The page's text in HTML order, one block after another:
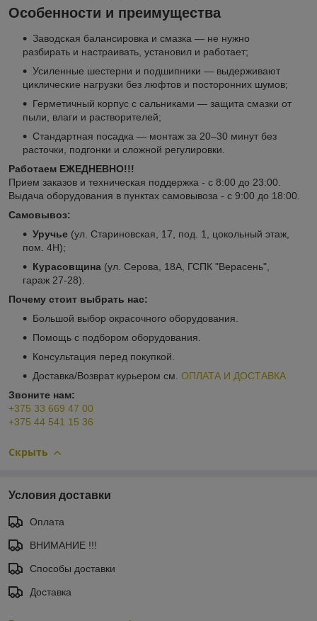
Особенности и преимущества
Заводская балансировка и смазка — не нужно
разбирать и настраивать, установил и работает;
Усиленные шестерни и подшипники — выдерживают
циклические нагрузки без люфтов и посторонних шумов;
Герметичный корпус с сальниками — защита смазки от
пыли, влаги и растворителей;
Стандартная посадка — монтаж за 20–30 минут без
расточки, подгонки и сложной регулировки.
Работаем ЕЖЕДНЕВНО!!!
Прием заказов и техническая поддержка - с 8:00 до 23:00.
Выдача оборудования в пунктах самовывоза - с 9:00 до 18:00.
Самовывоз:
Уручье (ул. Стариновская, 17, под. 1, цокольный этаж,
пом. 4Н);
Курасовщина (ул. Серова, 18А, ГСПК "Верасень",
гараж 27-28).
Почему стоит выбрать нас:
Большой выбор окрасочного оборудования.
Помощь с подбором оборудования.
Консультация перед покупкой.
Доставка/Возврат курьером см. ОПЛАТА И ДОСТАВКА
Звоните нам:
+375 33 669 47 00
+375 44 541 15 36
Скрыть
Условия доставки
Оплата
ВНИМАНИЕ !!!
Способы доставки
Доставка